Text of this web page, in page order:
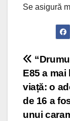
Se asigură
Post
E85 a mai
viață: o
de 16 a
unui